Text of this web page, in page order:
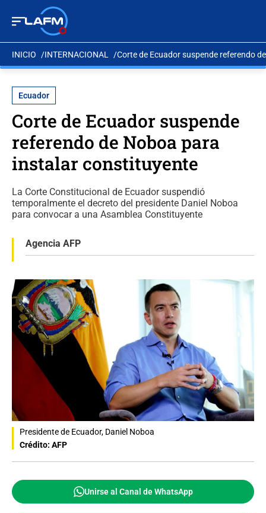
INICIO INTERNACIONAL Corte de Ecuador suspende referendo
Ecuador
Corte de Ecuador suspende
referendo de Noboa para
instalar constituyente
La Corte Constitucional de Ecuador suspendió
temporalmente el decreto del presidente Daniel Noboa
para convocar a una Asamblea Constituyente
Agencia AFP
Presidente de Ecuador, Daniel Noboa
Crédito: AFP
Unirse al Canal de WhatsApp